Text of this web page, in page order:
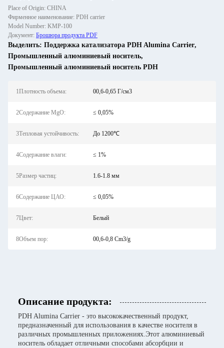
Place of Origin: CHINA
Фирменное наименование: PDH carrier
Model Number: KMP-100
Документ: Брошюра продукта PDF
Выделить: Поддержка катализатора PDH Alumina Carrier,
Промышленный алюминиевый носитель,
Промышленный алюминиевый носитель PDH
1Плотность объема: 00,6-0,65 Г/см3
2Содержание MgO: ≤ 0,05%
3Тепловая устойчивость: До 1200℃
4Содержание влаги: ≤ 1%
5Размер частиц: 1.6-1.8 мм
6Содержание ЦАО: ≤ 0,05%
7Цвет: Белый
8Объем пор: 00,6-0,8 Cm3/g
Описание продукта:
PDH Alumina Carrier - это высококачественный продукт,
предназначенный для использования в качестве носителя в
различных промышленных приложениях.Этот алюминиевый
носитель обладает отличными способами абсорбции и